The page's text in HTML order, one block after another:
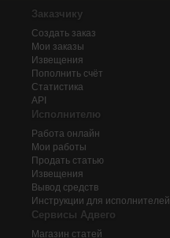
Заказчику
Создать заказ
Мои заказы
Извещения
Пополнить счёт
Статистика
API
Исполнителю
Работа онлайн
Мои работы
Продать статью
Извещения
Вывод средств
Инструкции для исполнителей
Сервисы Адвего
Магазин статей